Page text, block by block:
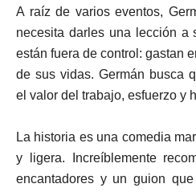
A raíz de varios eventos,
necesita darles una lección a
están fuera de control: gastan
de sus vidas. Germán busca
el valor del trabajo, esfuerzo y
La historia es una comedia
y ligera. Increíblemente
encantadores y un guion